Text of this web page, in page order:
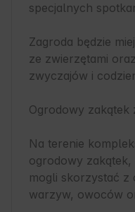
specjalnych
Zagroda będzie
ze zwierzętami
zwyczajów i
Ogrodowy
Na terenie
ogrodowy zakątek,
mogli skorzystać z
warzyw, owoców